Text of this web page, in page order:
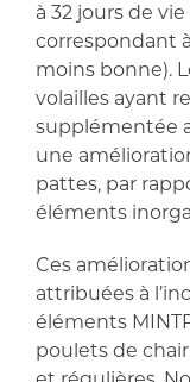
à 32 jours de
correspondant
moins bonne).
volailles ayant
supplémentée
une
pattes, par
éléments
Ces
attribuées à
éléments
poulets de